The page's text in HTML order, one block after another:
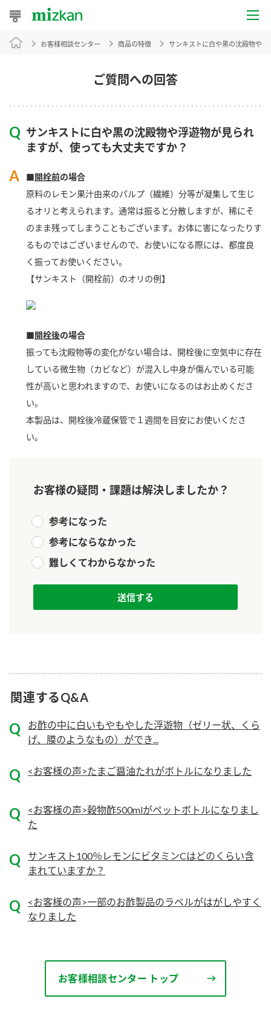
おうちレシピ
レシピ特集
レシピカテゴリ一覧
商品カテゴリ
酢 調味酢
みりん風・料理酒
つゆ たれ
クイック調味料 レモン果汁
炊き込みご飯の素 納豆
新商品一覧
キャンペーン情報
ブランド・スペシャルサイト
ブランド・スペシャルサイト トップ
商品ブランドサイト
Fibee（ファイビー）
くらしプラ酢
味ぽん
つゆ
スペシャルサイト
お酢を知ろう！
すしラボ
納豆の豆知識
ミツカンのCM
人気商品 ＋ おすすめレシピ
企業情報
国内事業概要
企業理念
ミツカンの歴史
ミツカンを知る
環境への取り組み
ZENB initiative
キッザニア東京「ぽん酢工房」
採用情報
ニュースリリース
お客様相談センター
地図から取り扱い店舗を探す
業務用サイト ミツカングループについて 製造所固有記号一覧
ご質問への回答
お客様相談センター 商品の特徴 サンキストに白や黒の沈殿物や
サンキストに白や黒の沈殿物や浮遊物が見られ
ますが、使っても大丈夫ですか？
■開栓前の場合
原料のレモン果汁由来のパルプ（繊維）分等が凝集して生じ
るオリと考えられます。通常は振ると分散しますが、稀にそ
のまま残ってしまうこともございます。お体に害になったりす
るものではございませんので、お使いになる際には、都度良
く振ってお使いください。
【サンキスト（開栓前）のオリの例】
■開栓後の場合
振っても沈殿物等の変化がない場合は、開栓後に空気中に存在
している微生物（カビなど）が混入し中身が傷んでいる可能
性が高いと思われますので、お使いになるのはお止めくださ
い。
本製品は、開栓後冷蔵保管で１週間を目安にお使いくださ
い。
お客様の疑問・課題は解決しましたか？
参考になった
参考にならなかった
難しくてわからなかった
関連するQ&A
お酢の中に白いもやもやした浮遊物（ゼリー状、くら
げ、膜のようなもの）ができ...
<お客様の声>たまご醤油たれがボトルになりました
<お客様の声>穀物酢500mlがペットボトルになりまし
た
サンキスト100％レモンにビタミンCはどのくらい含
まれていますか？
<お客様の声>一部のお酢製品のラベルがはがしやすく
なりました
お客様相談センター トップ